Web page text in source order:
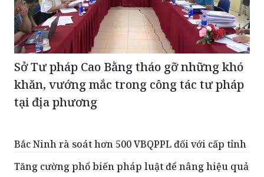
Sở Tư pháp Cao Bằng tháo gỡ những khó
khăn, vướng mắc trong công tác tư pháp
tại địa phương
Bắc Ninh rà soát hơn 500 VBQPPL đối với cấp tỉnh
Tăng cường phổ biến pháp luật để nâng hiệu quả